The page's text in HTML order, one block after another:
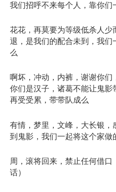
我们招呼不来每个人，靠你们
花花，再莫要为等级低杀人
退，是我们的配合未到，我
么
啊坏，冲动，内裤，谢谢你们
你们是汉子，诸葛不能让鬼影
再受受累，带带队成么
有情，梦里，文峰，大长银
到鬼影，我们一起将这个家做
周，滚将回来，禁止任何借
话）